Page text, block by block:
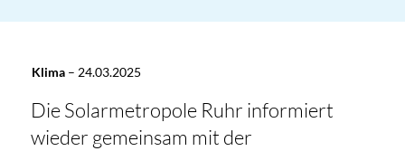
Klima– 24.03.2025
Die Solarmetropole Ruhr informiert
wieder gemeinsam mit der